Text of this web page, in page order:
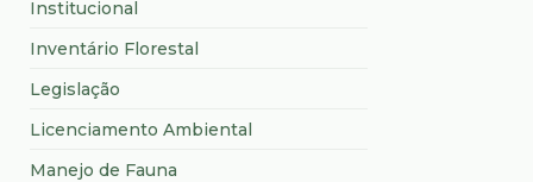
Institucional
Inventário Florestal
Legislação
Licenciamento Ambiental
Manejo de Fauna